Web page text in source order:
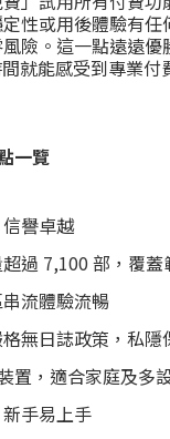
性或用後體驗有任
險。這一點遠遠優
就能感受到專業付
一覽
譽卓越
過 7,100 部，覆蓋
流體驗流暢
無日誌政策，私隱
置，適合家庭及多
手易上手